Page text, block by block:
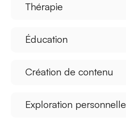
Thérapie
Éducation
Création de contenu
Exploration personnelle